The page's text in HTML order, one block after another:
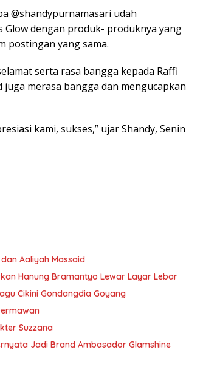
@shandypurnamasari udah
Glow dengan produk- produknya yang
postingan yang sama.
serta rasa bangga kepada Raffi
juga merasa bangga dan mengucapkan
kami, sukses,” ujar Shandy, Senin
Aaliyah Massaid
Hanung Bramantyo Lewar Layar Lebar
Cikini Gondangdia Goyang
Suzzana
Jadi Brand Ambasador Glamshine